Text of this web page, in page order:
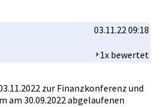
03.11.22 09:18
1x bewertet
zur Finanzkonf­erenz und
am 30.09.2022­ abgelaufen­en